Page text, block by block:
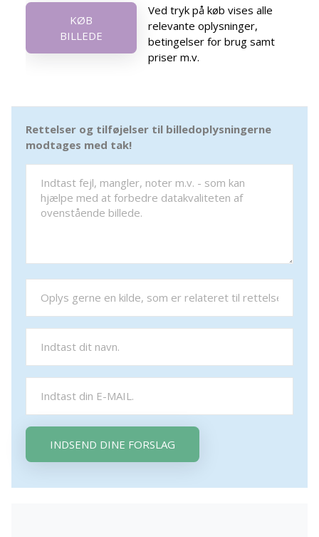
KØB
BILLEDE
Ved tryk på køb vises alle
relevante oplysninger,
betingelser for brug samt
priser m.v.
Rettelser og tilføjelser til billedoplysningerne
modtages med tak!
INDSEND DINE FORSLAG